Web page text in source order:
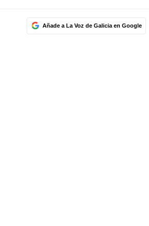
Añade a La Voz de Galicia en Google